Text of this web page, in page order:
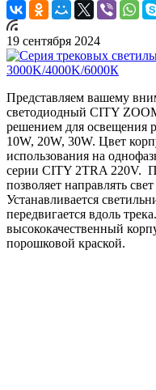
19 сентября 2024
Представляем вашему
светодиодный CITY
решением для освещения
10W, 20W, 30W. Цвет
использования на
серии CITY 2TRA 220V.
позволяет направлять
Устанавливается
передвигается вдоль
высококачественный
порошковой краской.